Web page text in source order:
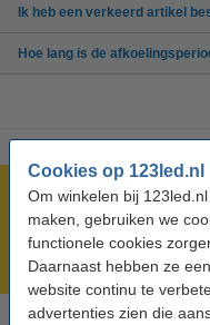
Cookies op 123led.nl
Om winkelen bij
maken, gebruiken we
functionele cookies
Daarnaast hebben ze
website continu te
advertenties zien die
Ik heb een verkeerd artikel
Hoe lang is de
Meer dan 5 miljoen
Voor 23.59 uur besteld,
Laagsteprijsgarantie!